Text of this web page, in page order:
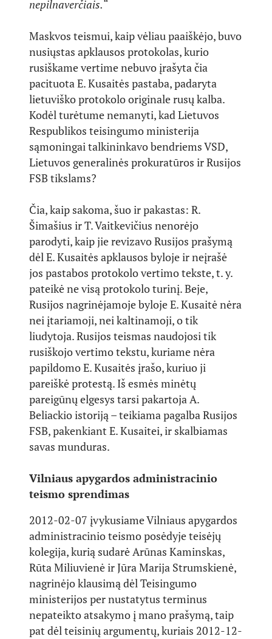
nepilnaverčiais.“
Maskvos teismui, kaip vėliau paaiškėjo, buvo
nusiųstas apklausos protokolas, kurio
rusiškame vertime nebuvo įrašyta čia
pacituota E. Kusaitės pastaba, padaryta
lietuviško protokolo originale rusų kalba.
Kodėl turėtume nemanyti, kad Lietuvos
Respublikos teisingumo ministerija
sąmoningai talkininkavo bendriems VSD,
Lietuvos generalinės prokuratūros ir Rusijos
FSB tikslams?
Čia, kaip sakoma, šuo ir pakastas: R.
Šimašius ir T. Vaitkevičius nenorėjo
parodyti, kaip jie revizavo Rusijos prašymą
dėl E. Kusaitės apklausos byloje ir neįrašė
jos pastabos protokolo vertimo tekste, t. y.
pateikė ne visą protokolo turinį. Beje,
Rusijos nagrinėjamoje byloje E. Kusaitė nėra
nei įtariamoji, nei kaltinamoji, o tik
liudytoja. Rusijos teismas naudojosi tik
rusiškojo vertimo tekstu, kuriame nėra
papildomo E. Kusaitės įrašo, kuriuo ji
pareiškė protestą. Iš esmės minėtų
pareigūnų elgesys tarsi pakartoja A.
Beliackio istoriją – teikiama pagalba Rusijos
FSB, pakenkiant E. Kusaitei, ir skalbiamas
savas munduras.
Vilniaus apygardos administracinio
teismo sprendimas
2012-02-07 įvykusiame Vilniaus apygardos
administracinio teismo posėdyje teisėjų
kolegija, kurią sudarė Arūnas Kaminskas,
Rūta Miliuvienė ir Jūra Marija Strumskienė,
nagrinėjo klausimą dėl Teisingumo
ministerijos per nustatytus terminus
nepateikto atsakymo į mano prašymą, taip
pat dėl teisinių argumentų, kuriais 2012-12-